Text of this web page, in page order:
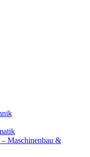
Maschinenbau &